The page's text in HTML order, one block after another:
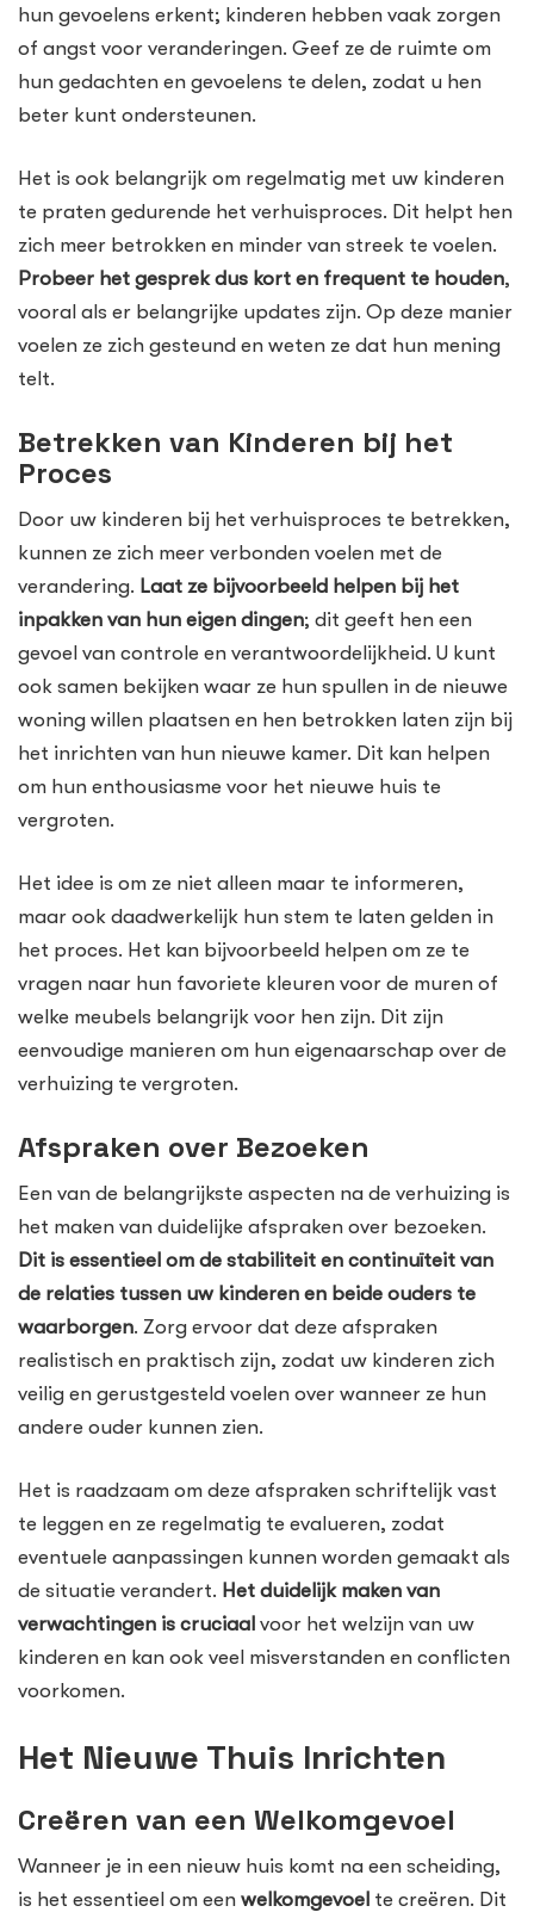
hun gevoelens erkent; kinderen hebben vaak zorgen
of angst voor veranderingen. Geef ze de ruimte om
hun gedachten en gevoelens te delen, zodat u hen
beter kunt ondersteunen.
Het is ook belangrijk om regelmatig met uw kinderen
te praten gedurende het verhuisproces. Dit helpt hen
zich meer betrokken en minder van streek te voelen.
Probeer het gesprek dus kort en frequent te houden,
vooral als er belangrijke updates zijn. Op deze manier
voelen ze zich gesteund en weten ze dat hun mening
telt.
Betrekken van Kinderen bij het
Proces
Door uw kinderen bij het verhuisproces te betrekken,
kunnen ze zich meer verbonden voelen met de
verandering. Laat ze bijvoorbeeld helpen bij het
inpakken van hun eigen dingen; dit geeft hen een
gevoel van controle en verantwoordelijkheid. U kunt
ook samen bekijken waar ze hun spullen in de nieuwe
woning willen plaatsen en hen betrokken laten zijn bij
het inrichten van hun nieuwe kamer. Dit kan helpen
om hun enthousiasme voor het nieuwe huis te
vergroten.
Het idee is om ze niet alleen maar te informeren,
maar ook daadwerkelijk hun stem te laten gelden in
het proces. Het kan bijvoorbeeld helpen om ze te
vragen naar hun favoriete kleuren voor de muren of
welke meubels belangrijk voor hen zijn. Dit zijn
eenvoudige manieren om hun eigenaarschap over de
verhuizing te vergroten.
Afspraken over Bezoeken
Een van de belangrijkste aspecten na de verhuizing is
het maken van duidelijke afspraken over bezoeken.
Dit is essentieel om de stabiliteit en continuïteit van
de relaties tussen uw kinderen en beide ouders te
waarborgen. Zorg ervoor dat deze afspraken
realistisch en praktisch zijn, zodat uw kinderen zich
veilig en gerustgesteld voelen over wanneer ze hun
andere ouder kunnen zien.
Het is raadzaam om deze afspraken schriftelijk vast
te leggen en ze regelmatig te evalueren, zodat
eventuele aanpassingen kunnen worden gemaakt als
de situatie verandert. Het duidelijk maken van
verwachtingen is cruciaal voor het welzijn van uw
kinderen en kan ook veel misverstanden en conflicten
voorkomen.
Het Nieuwe Thuis Inrichten
Creëren van een Welkomgevoel
Wanneer je in een nieuw huis komt na een scheiding,
is het essentieel om een welkomgevoel te creëren. Dit